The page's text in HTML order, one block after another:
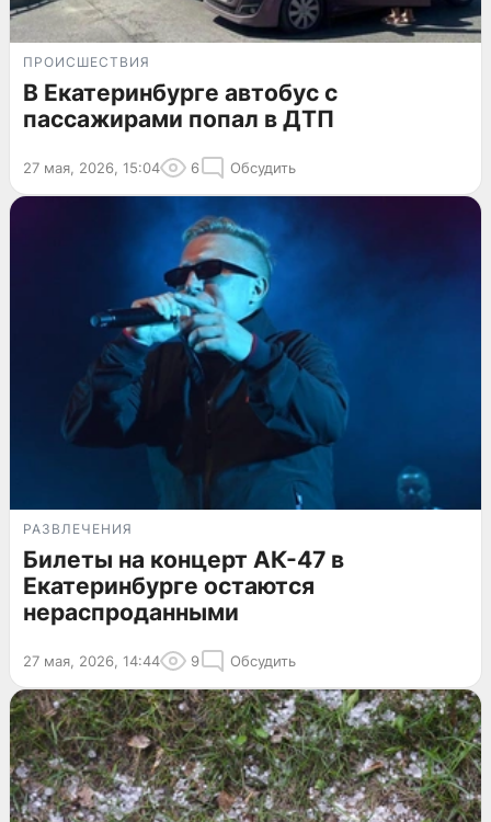
ПРОИСШЕСТВИЯ
В Екатеринбурге автобус с
пассажирами попал в ДТП
27 мая, 2026, 15:04 6 Обсудить
РАЗВЛЕЧЕНИЯ
Билеты на концерт АК-47 в
Екатеринбурге остаются
нераспроданными
27 мая, 2026, 14:44 9 Обсудить